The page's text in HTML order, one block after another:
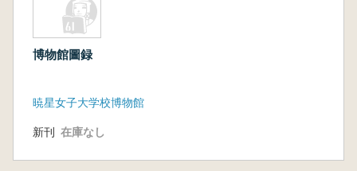
博物館圖録
暁星女子大学校博物館
新刊 在庫なし